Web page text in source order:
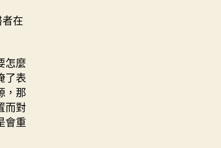
在
怎麼
了表
，那
而對
會重